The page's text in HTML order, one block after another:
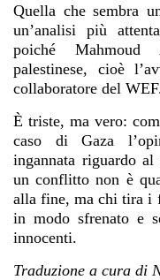
Quella che sembra
un’analisi più
poiché
palestinese, cioè
collaboratore del
È triste, ma vero:
caso di Gaza
ingannata riguardo
un conflitto non è
alla fine, ma chi tira i
in modo sfrenato e
innocenti.
Traduzione a cura di